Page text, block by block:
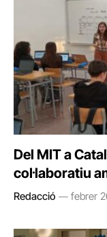
Del MIT a
col·laboratiu
Redacció febrer